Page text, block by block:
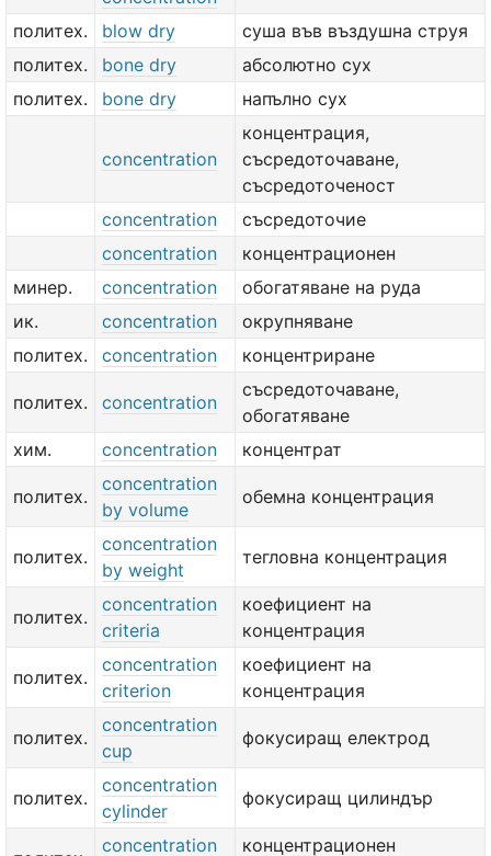
политех. blow dry
суша във въздушна струя
политех.
bone dry
абсолютно сух
политех.
bone dry напълно сух
concentration
концентрация,
съсредоточаване,
съсредоточеност
concentration
съсредоточие
concentration
концентрационен
минер.
concentration
обогатяване на руда
ик.
concentration
окрупняване
политех.
concentration концентриране
политех. concentration
съсредоточаване,
обогатяване
хим.
concentration концентрат
политех.
concentration
by volume
обемна концентрация
политех.
concentration
by weight
тегловна концентрация
политех.
concentration
criteria
коефициент на
концентрация
политех.
concentration
criterion
коефициент на
концентрация
политех.
concentration
cup
фокусиращ електрод
политех.
concentration
cylinder
фокусиращ цилиндър
concentration
концентрационен